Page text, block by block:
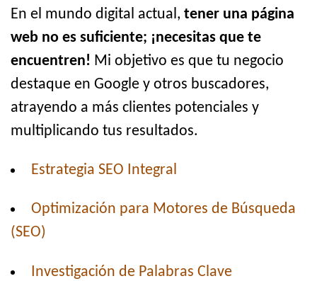
En el mundo digital actual, tener una página
web no es suficiente; ¡necesitas que te
encuentren! Mi objetivo es que tu negocio
destaque en Google y otros buscadores,
atrayendo a más clientes potenciales y
multiplicando tus resultados.
Estrategia SEO Integral
Optimización para Motores de Búsqueda
(SEO)
Investigación de Palabras Clave